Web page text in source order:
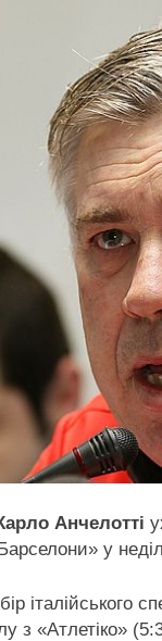
Анчелотті
у
італійського
з «Атлетіко»